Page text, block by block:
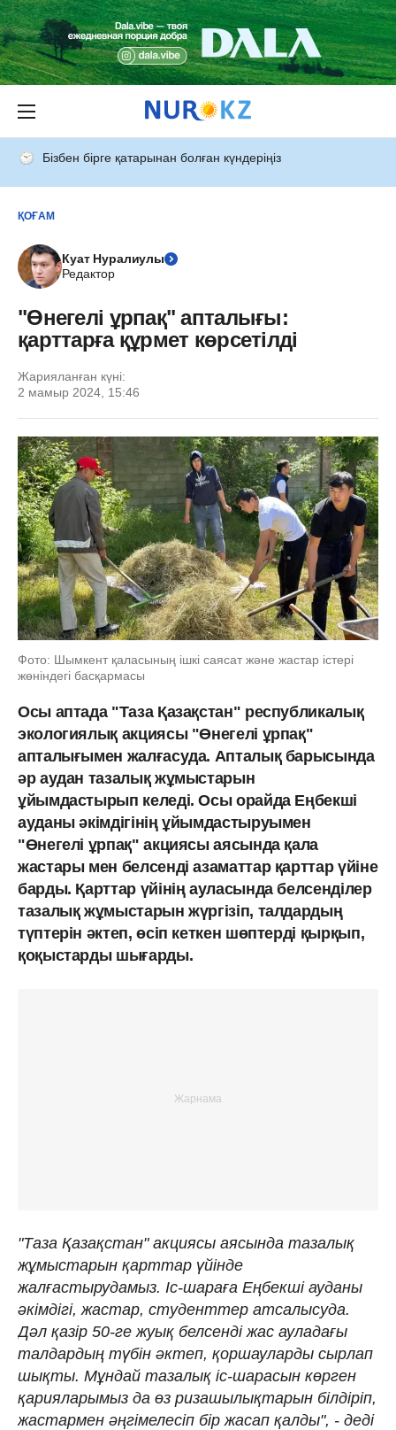
Бізбен бірге қатарынан болған күндеріңіз
ҚОҒАМ
Куат Нуралиулы
Редактор
"Өнегелі ұрпақ" апталығы:
қарттарға құрмет көрсетілді
Жарияланған күні:
2 мамыр 2024, 15:46
Фото: Шымкент қаласының ішкі саясат және жастар істері
жөніндегі басқармасы
Осы аптада "Таза Қазақстан" республикалық
экологиялық акциясы "Өнегелі ұрпақ"
апталығымен жалғасуда. Апталық барысында
әр аудан тазалық жұмыстарын
ұйымдастырып келеді. Осы орайда Еңбекші
ауданы әкімдігінің ұйымдастыруымен
"Өнегелі ұрпақ" акциясы аясында қала
жастары мен белсенді азаматтар қарттар үйіне
барды. Қарттар үйінің ауласында белсенділер
тазалық жұмыстарын жүргізіп, талдардың
түптерін әктеп, өсіп кеткен шөптерді қырқып,
қоқыстарды шығарды.
"Таза Қазақстан" акциясы аясында тазалық
жұмыстарын қарттар үйінде
жалғастырудамыз. Іс-шараға Еңбекші ауданы
әкімдігі, жастар, студенттер атсалысуда.
Дәл қазір 50-ге жуық белсенді жас ауладағы
талдардың түбін әктеп, қоршауларды сырлап
шықты. Мұндай тазалық іс-шарасын көрген
қарияларымыз да өз ризашылықтарын білдіріп,
жастармен әңгімелесіп бір жасап қалды", - деді